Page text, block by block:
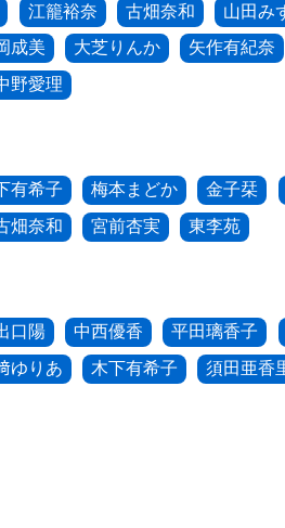
江籠裕奈 古畑奈和 山田み
成美 大芝りんか 矢作有紀奈
野愛理
有希子 梅本まどか 金子栞
畑奈和 宮前杏実 東李苑
口陽 中西優香 平田璃香子
ゆりあ 木下有希子 須田亜香